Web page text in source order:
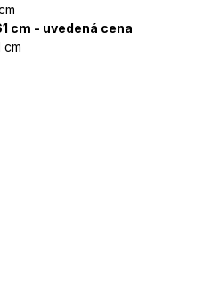
cm - uvedená cena
cm